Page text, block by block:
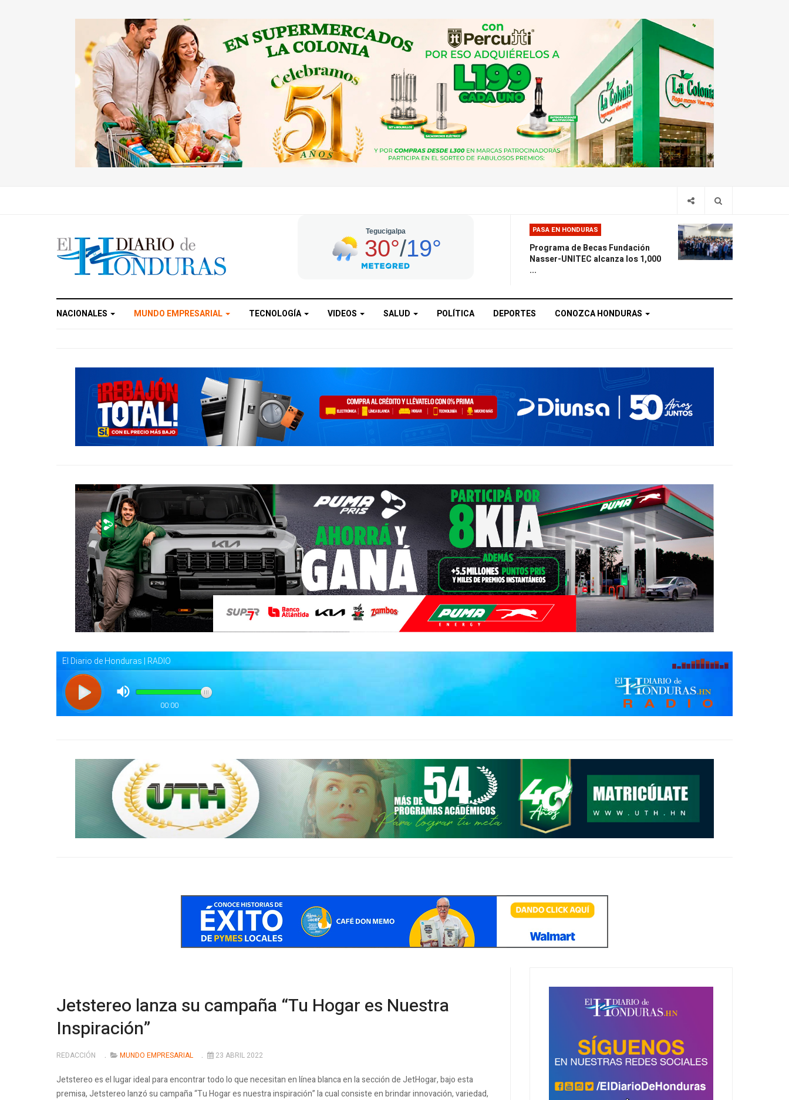
PASA EN HONDURAS
Programa de Becas Fundación
Nasser-UNITEC alcanza los 1,000
...
NACIONALES MUNDO EMPRESARIAL TECNOLOGÍA VIDEOS SALUD POLÍTICA DEPORTES CONOZCA HONDURAS
Jetstereo lanza su campaña “Tu Hogar es Nuestra
Inspiración”
REDACCIÓN MUNDO EMPRESARIAL 23 ABRIL 2022
Jetstereo es el lugar ideal para encontrar todo lo que necesitan en línea blanca en la sección de JetHogar, bajo esta
premisa, Jetstereo lanzó su campaña “Tu Hogar es nuestra inspiración” la cual consiste en brindar innovación, variedad,